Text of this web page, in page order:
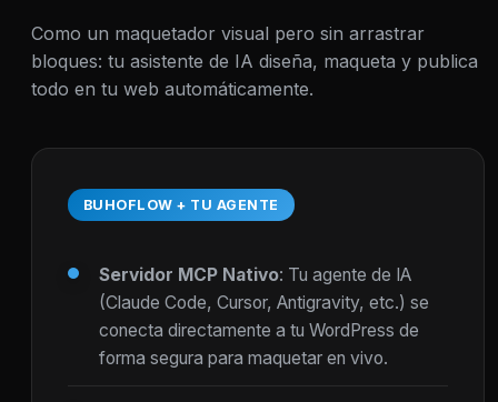
Como un maquetador visual pero sin arrastrar
bloques: tu asistente de IA diseña, maqueta y publica
todo en tu web automáticamente.
BUHOFLOW + TU AGENTE
Servidor MCP Nativo: Tu agente de IA
(Claude Code, Cursor, Antigravity, etc.) se
conecta directamente a tu WordPress de
forma segura para maquetar en vivo.